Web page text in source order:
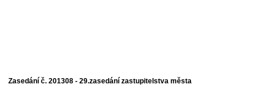
Zasedání č. 201308 - 29.zasedání zastupitelstva města